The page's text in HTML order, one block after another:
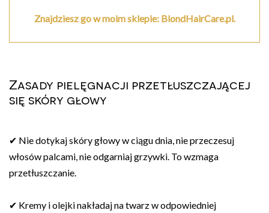
Znajdziesz go w moim sklepie: BlondHairCare.pl.
Zasady pielęgnacji przetłuszczającej
się skóry głowy
✔ Nie dotykaj skóry głowy w ciągu dnia, nie przeczesuj
włosów palcami, nie odgarniaj grzywki. To wzmaga
przetłuszczanie.
✔ Kremy i olejki nakładaj na twarz w odpowiedniej